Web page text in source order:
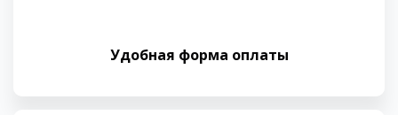
Удобная форма оплаты